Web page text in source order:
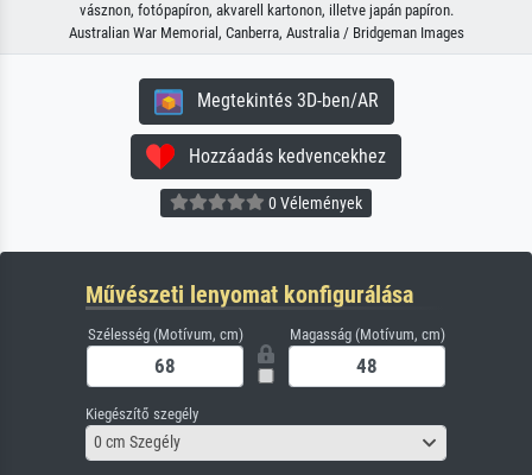
vásznon, fotópapíron, akvarell kartonon, illetve japán papíron.
Australian War Memorial, Canberra, Australia / Bridgeman Images
Megtekintés 3D-ben/AR
Hozzáadás kedvencekhez
0 Vélemények
Művészeti lenyomat konfigurálása
Szélesség (Motívum, cm) Magasság (Motívum, cm)
Kiegészítő szegély
0 cm Szegély